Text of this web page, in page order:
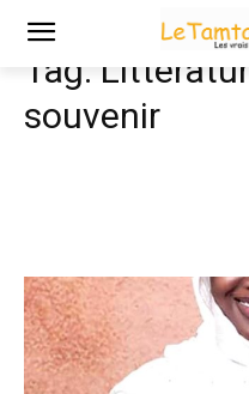
Tags Littérature « Mon
Tag:
souvenir